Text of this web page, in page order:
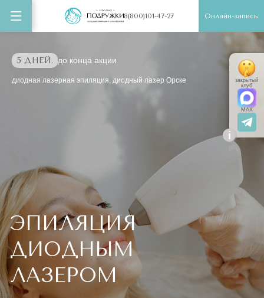
8(800)101-47-27 Онлайн-запись
5 ДНЕЙ. до конца акции
диодная лазерная эпиляция, диодный лазер Орске
ЭПИЛЯЦИЯ
ДИОДНЫМ
ЛАЗЕРОМ
i
закрытый
клуб
MAX